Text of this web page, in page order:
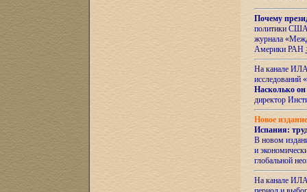
Почему
политики США
журнала
Америки РАН
На канале ИЛА
исследований «
Насколько он
директор
Новое
Испания:
В новом
и
глобальной
На канале